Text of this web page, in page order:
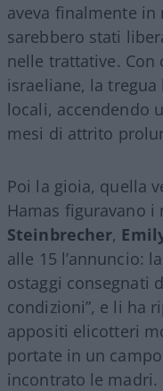
aveva finalmente in
sarebbero stati
nelle trattative.
israeliane, la
locali, accendendo
mesi di attrito
Poi la gioia, quella
Hamas figuravano i
Steinbrecher,
alle 15 l’annuncio:
ostaggi consegnati
condizioni”, e li ha
appositi elicotteri
portate in un
incontrato le madri.